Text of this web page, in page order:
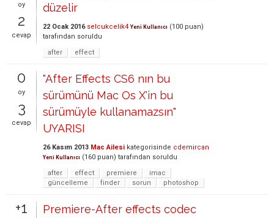
oy
2
cevap
düzelir
22 Ocak 2016 selcukcelik4 Yeni Kullanıcı (100 puan)
tarafından soruldu
after
effect
0
oy
3
cevap
"After Effects CS6 nın bu
sürümünü Mac Os X'in bu
sürümüyle kullanamazsın"
UYARISI
26 Kasım 2013 Mac Ailesi kategorisinde cdemircan
Yeni Kullanıcı (160 puan) tarafından soruldu
after
effect premiere
imac
güncelleme
finder sorun photoshop
+1
Premiere-After effects codec